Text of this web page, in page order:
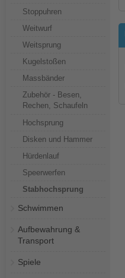
Stoppuhren
Weitwurf
Weitsprung
Kugelstoßen
Massbänder
Zubehör - Besen,
Rechen, Schaufeln
Hochsprung
Disken und Hammer
Hürdenlauf
Speerwerfen
Stabhochsprung
Schwimmen
Aufbewahrung &
Transport
Spiele